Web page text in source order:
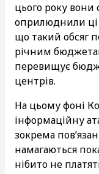
цього року вони
оприлюднили
що такий обсяг
річним
перевищує
центрів.
На цьому фоні
інформаційну
зокрема
намагаються
нібито не